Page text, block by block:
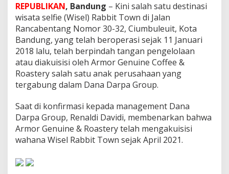
t
T
o
w
n
REPUBLIKAN, Bandung – Kini salah satu destinasi
wisata selfie (Wisel) Rabbit Town di Jalan
Rancabentang Nomor 30-32, Ciumbuleuit, Kota
Bandung, yang telah beroperasi sejak 11 Januari
2018 lalu, telah berpindah tangan pengelolaan
atau diakuisisi oleh Armor Genuine Coffee &
Roastery salah satu anak perusahaan yang
tergabung dalam Dana Darpa Group.
Saat di konfirmasi kepada management Dana
Darpa Group, Renaldi Davidi, membenarkan bahwa
Armor Genuine & Roastery telah mengakuisisi
wahana Wisel Rabbit Town sejak April 2021.